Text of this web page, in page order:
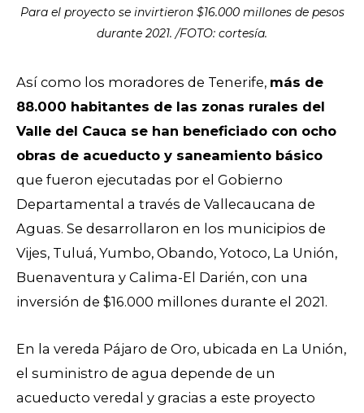
Para el proyecto se invirtieron $16.000 millones de pesos
durante 2021. /FOTO: cortesía.
Así como los moradores de Tenerife, más de
88.000 habitantes de las zonas rurales del
Valle del Cauca se han beneficiado con ocho
obras de acueducto y saneamiento básico
que fueron ejecutadas por el Gobierno
Departamental a través de Vallecaucana de
Aguas. Se desarrollaron en los municipios de
Vijes, Tuluá, Yumbo, Obando, Yotoco, La Unión,
Buenaventura y Calima-El Darién, con una
inversión de $16.000 millones durante el 2021.
En la vereda Pájaro de Oro, ubicada en La Unión,
el suministro de agua depende de un
acueducto veredal y gracias a este proyecto